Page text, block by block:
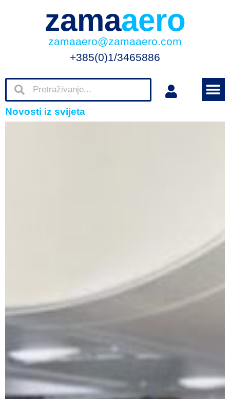
zamaaero
zamaaero@zamaaero.com
+385(0)1/3465886
Novosti iz svijeta